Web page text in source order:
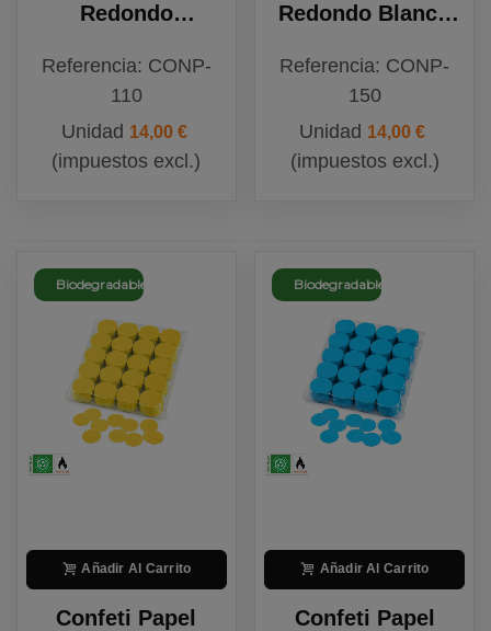
Redondo
Biodegradable
Referencia: CONP-
110
Unidad 14,00 €
(impuestos excl.)
Redondo Blanco
Referencia: CONP-
150
Unidad 14,00 €
(impuestos excl.)
Biodegradable
Añadir Al Carrito
Confeti Papel
Biodegradable
Añadir Al Carrito
Confeti Papel